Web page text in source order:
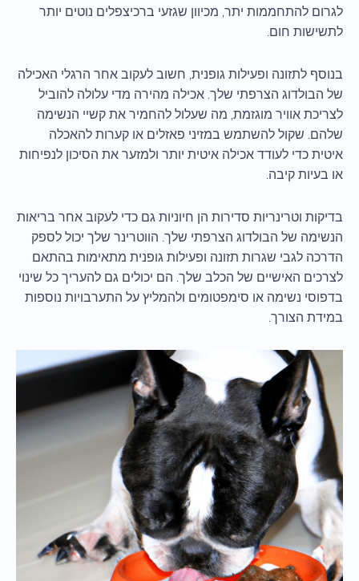
לגרום להתחממות יתר, מכיוון שגזעי ברכיצפלים נוטים יותר
לתשישות חום.
בנוסף לתזונה ופעילות גופנית, חשוב לעקוב אחר הרגלי האכילה
של הבולדוג הצרפתי שלך. אכילה מהירה מדי עלולה להוביל
לצריכת אוויר מוגזמת, מה שעלול להחמיר את קשיי הנשימה
שלהם. שקול להשתמש במזיני פאזלים או קערות להאכלה
איטית כדי לעודד אכילה איטית יותר ולמזער את הסיכון לנפיחות
או בעיות קיבה.
בדיקות וטרינריות סדירות הן חיוניות גם כדי לעקוב אחר בריאות
הנשימה של הבולדוג הצרפתי שלך. הווטרינר שלך יכול לספק
הדרכה לגבי שגרות תזונה ופעילות גופנית מתאימות בהתאם
לצרכים האישיים של הכלב שלך. הם יכולים גם להעריך כל שינוי
בדפוסי נשימה או סימפטומים ולהמליץ על התערבויות נוספות
במידת הצורך.